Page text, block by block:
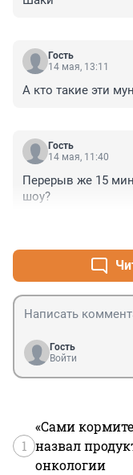
Гость
14 мая, 13:11
А кто такие эти
Гость
14 мая, 11:40
Перерыв же 15
шоу?
Гость
Войти
1
«Сами
назвал
онкологии